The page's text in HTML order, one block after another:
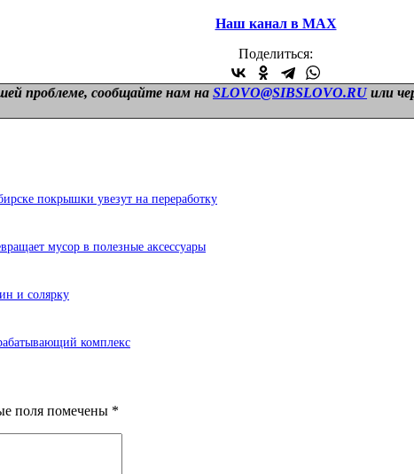
Наш канал в МАХ
Поделиться:
проблеме, сообщайте нам на SLOVO@SIBSLOVO.RU или
покрышки увезут на переработку
мусор в полезные аксессуары
и солярку
комплекс
поля помечены *